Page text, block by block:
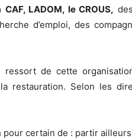
CAF, LADOM, le CROUS,
d’emploi, des
de cette
restauration. Selon les
certain de : partir